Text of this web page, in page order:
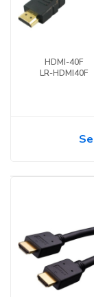
HDMI-40F
LR-HDMI40F